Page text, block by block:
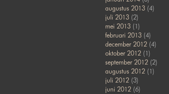
augustus 2013(4)
juli 2013(2)
mei 2013(1)
februari 2013(4)
december 2012(4)
oktober 2012(1)
september 2012(2)
augustus 2012(1)
juli 2012(3)
juni 2012(6)